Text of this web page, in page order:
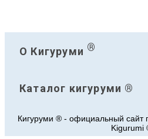
О Кигуруми ®
Каталог кигуруми ®
Кигуруми ® - официальный сайт
Kigurumi